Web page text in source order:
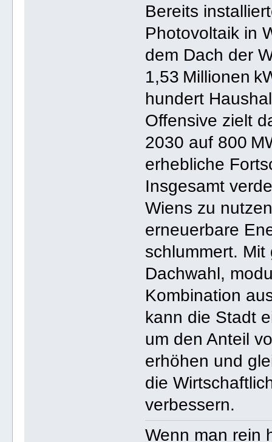
Bereits
Photovoltaik in
dem Dach der
1,53 Millionen
hundert
Offensive zielt
2030 auf 800
erhebliche
Insgesamt
Wiens zu
erneuerbare
schlummert.
Dachwahl,
Kombination
kann die Stadt
um den Anteil
erhöhen und
die
verbessern.
Wenn man rein